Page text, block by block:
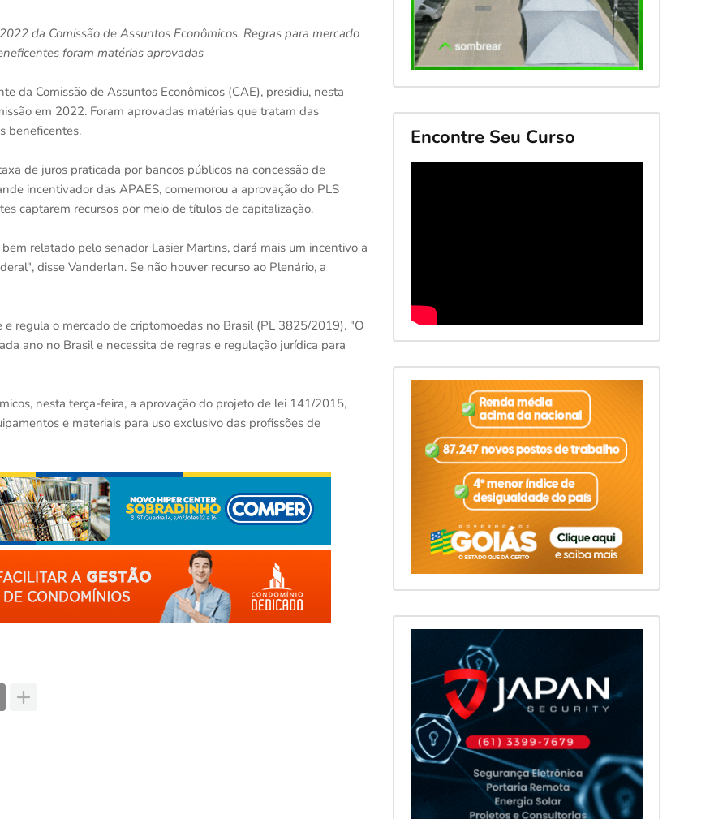
da Comissão de Assuntos Econômicos. Regras para mercado
foram matérias aprovadas
da Comissão de Assuntos Econômicos (CAE), presidiu, nesta
em 2022. Foram aprovadas matérias que tratam das
beneficentes.
de juros praticada por bancos públicos na concessão de
incentivador das APAES, comemorou a aprovação do PLS
captarem recursos por meio de títulos de capitalização.
relatado pelo senador Lasier Martins, dará mais um incentivo a
disse Vanderlan. Se não houver recurso ao Plenário, a
regula o mercado de criptomoedas no Brasil (PL 3825/2019). "O
ano no Brasil e necessita de regras e regulação jurídica para
nesta terça-feira, a aprovação do projeto de lei 141/2015,
e materiais para uso exclusivo das profissões de
Encontre Seu Curso